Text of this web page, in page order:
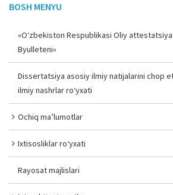
BOSH MENYU
«O‘zbekiston Respublikasi Oliy
Byulleteni»
Dissertatsiya asosiy ilmiy natijalarini chop
ilmiy nashrlar ro‘yxati
Ochiq ma’lumotlar
Ixtisosliklar ro‘yxati
Rayosat majlislari